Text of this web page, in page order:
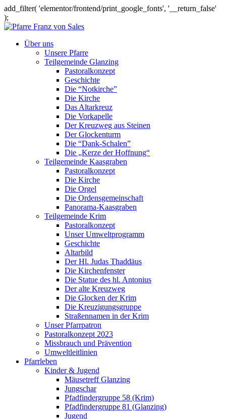
add_filter( 'elementor/frontend/print_google_fonts', '__return_false'
);
Über uns
Unsere Pfarre
Teilgemeinde Glanzing
Pastoralkonzept
Geschichte
Die “Notkirche”
Die Kirche
Das Altarkreuz
Die Vorkapelle
Der Kreuzweg aus Steinen
Der Glockenturm
Die “Dank-Schalen”
Die „Kerze der Hoffnung“
Teilgemeinde Kaasgraben
Pastoralkonzept
Die Kirche
Die Orgel
Die Ordensgemeinschaft
Panorama-Kaasgraben
Teilgemeinde Krim
Pastoralkonzept
Unser Umweltprogramm
Geschichte
Altarbild
Der Hl. Judas Thaddäus
Die Kirchenfenster
Die Statue des hl. Antonius
Der alte Kreuzweg
Die Glocken der Krim
Die Kreuzigungsgruppe
Straßennamen in der Krim
Unser Pfarrpatron
Pastoralkonzept 2023
Missbrauch und Prävention
Umweltleitlinien
Pfarrleben
Kinder & Jugend
Mäusetreff Glanzing
Jungschar
Pfadfindergruppe 58 (Krim)
Pfadfindergruppe 81 (Glanzing)
Jugend